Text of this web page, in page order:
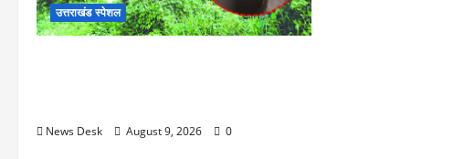
उत्तराखंड स्पेशल
News Desk August 9, 2026 0